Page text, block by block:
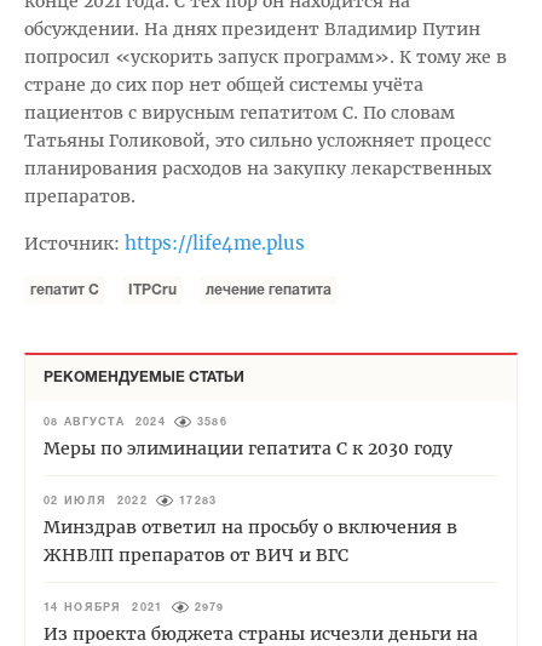
обсуждении. На днях президент Владимир Путин
попросил «ускорить запуск программ». К тому же в
стране до сих пор нет общей системы учёта
пациентов с вирусным гепатитом С. По словам
Татьяны Голиковой, это сильно усложняет процесс
планирования расходов на закупку лекарственных
препаратов.
Источник: https://life4me.plus
гепатит С ITPCru лечение гепатита
РЕКОМЕНДУЕМЫЕ СТАТЬИ
08 АВГУСТА 2024 3586
Меры по элиминации гепатита С к 2030 году
02 ИЮЛЯ 2022 17283
Минздрав ответил на просьбу о включения в
ЖНВЛП препаратов от ВИЧ и ВГС
14 НОЯБРЯ 2021 2979
Из проекта бюджета страны исчезли деньги на